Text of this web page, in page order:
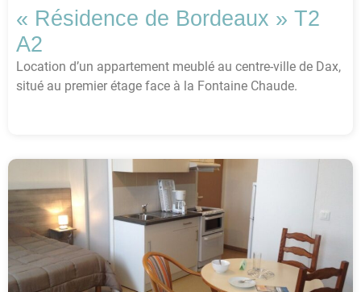
« Résidence de Bordeaux » T2
A2
Location d’un appartement meublé au centre-ville de Dax,
situé au premier étage face à la Fontaine Chaude.